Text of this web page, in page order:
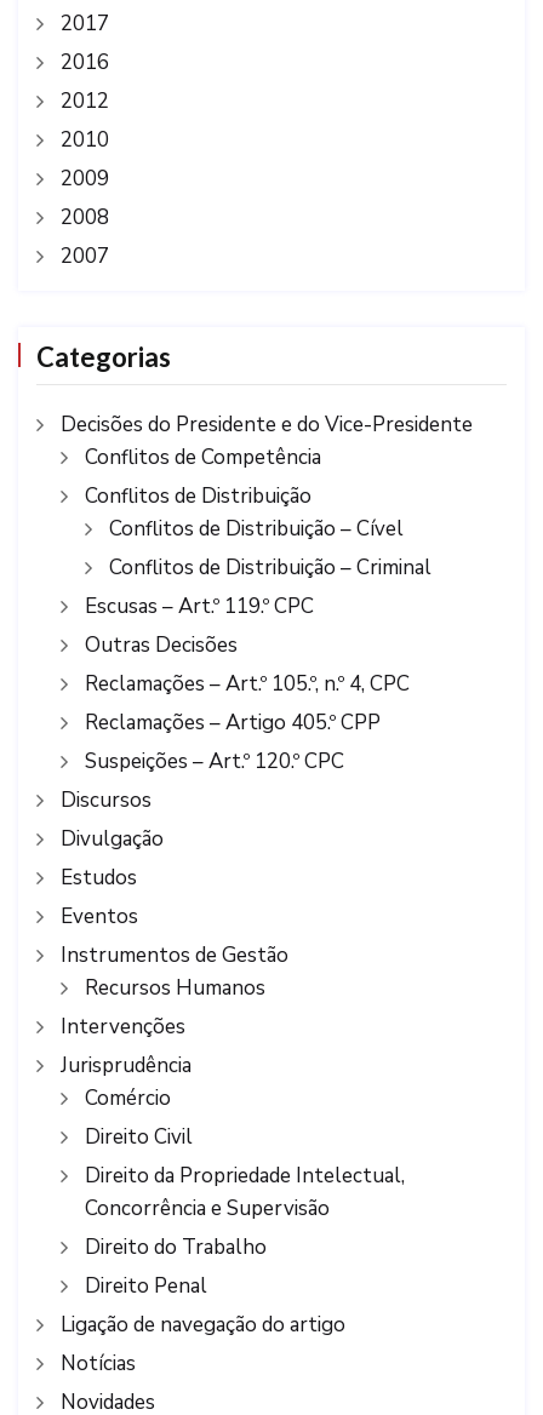
2017
2016
2012
2010
2009
2008
2007
Categorias
Decisões do Presidente e do Vice-Presidente
Conflitos de Competência
Conflitos de Distribuição
Conflitos de Distribuição – Cível
Conflitos de Distribuição – Criminal
Escusas – Art.º 119.º CPC
Outras Decisões
Reclamações – Art.º 105.º, n.º 4, CPC
Reclamações – Artigo 405.º CPP
Suspeições – Art.º 120.º CPC
Discursos
Divulgação
Estudos
Eventos
Instrumentos de Gestão
Recursos Humanos
Intervenções
Jurisprudência
Comércio
Direito Civil
Direito da Propriedade Intelectual,
Concorrência e Supervisão
Direito do Trabalho
Direito Penal
Ligação de navegação do artigo
Notícias
Novidades